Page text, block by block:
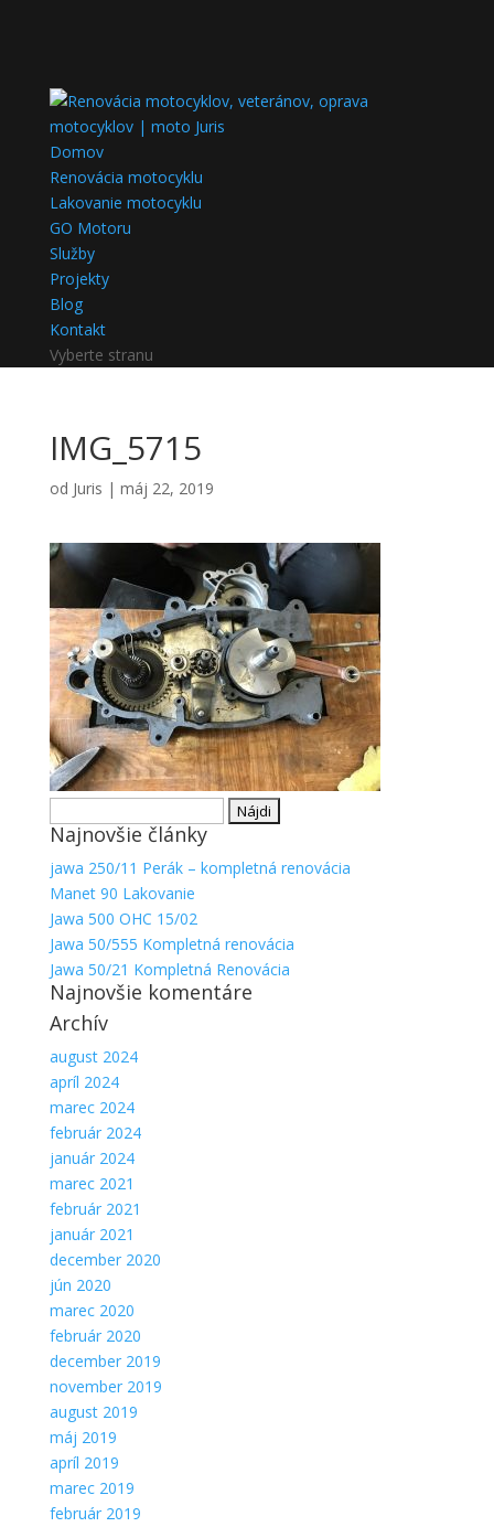
Domov
Renovácia motocyklu
Lakovanie motocyklu
GO Motoru
Služby
Projekty
Blog
Kontakt
Vyberte stranu
IMG_5715
od Juris | máj 22, 2019
Najnovšie články
jawa 250/11 Perák – kompletná renovácia
Manet 90 Lakovanie
Jawa 500 OHC 15/02
Jawa 50/555 Kompletná renovácia
Jawa 50/21 Kompletná Renovácia
Najnovšie komentáre
Archív
august 2024
apríl 2024
marec 2024
február 2024
január 2024
marec 2021
február 2021
január 2021
december 2020
jún 2020
marec 2020
február 2020
december 2019
november 2019
august 2019
máj 2019
apríl 2019
marec 2019
február 2019